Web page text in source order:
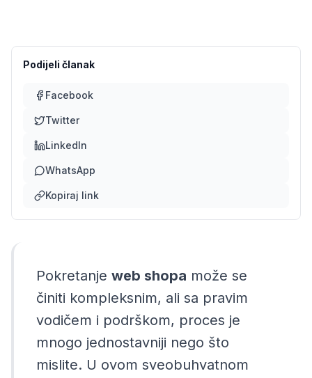
Podijeli članak
Facebook
Twitter
LinkedIn
WhatsApp
Kopiraj link
Pokretanje web shopa može se
činiti kompleksnim, ali sa pravim
vodičem i podrškom, proces je
mnogo jednostavniji nego što
mislite. U ovom sveobuhvatnom